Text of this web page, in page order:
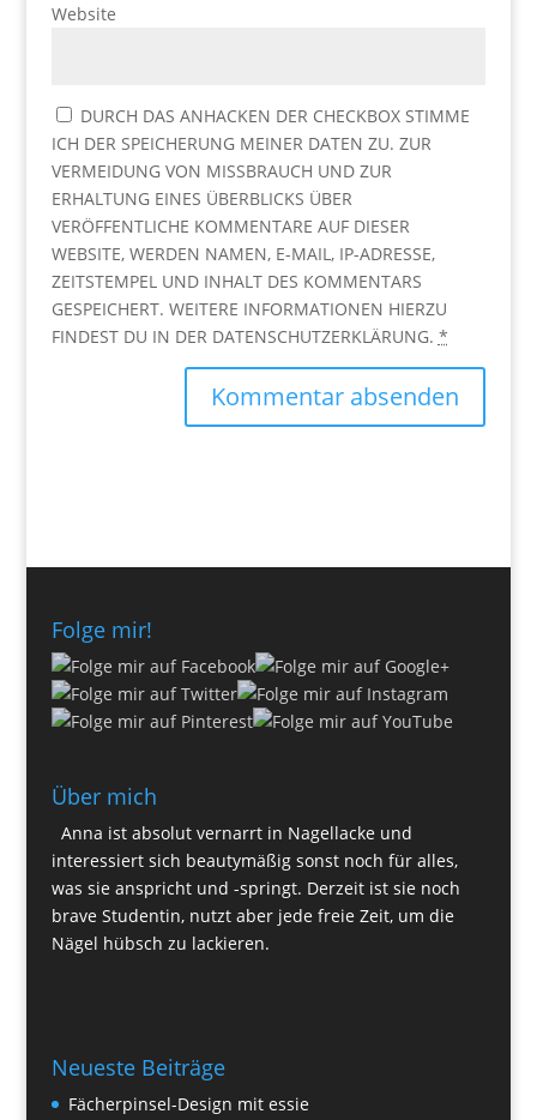
Website
DURCH DAS ANHACKEN DER CHECKBOX STIMME
ICH DER SPEICHERUNG MEINER DATEN ZU. ZUR
VERMEIDUNG VON MISSBRAUCH UND ZUR
ERHALTUNG EINES ÜBERBLICKS ÜBER
VERÖFFENTLICHE KOMMENTARE AUF DIESER
WEBSITE, WERDEN NAMEN, E-MAIL, IP-ADRESSE,
ZEITSTEMPEL UND INHALT DES KOMMENTARS
GESPEICHERT. WEITERE INFORMATIONEN HIERZU
FINDEST DU IN DER DATENSCHUTZERKLÄRUNG. *
Folge mir!
Über mich
Anna ist absolut vernarrt in Nagellacke und
interessiert sich beautymäßig sonst noch für alles,
was sie anspricht und -springt. Derzeit ist sie noch
brave Studentin, nutzt aber jede freie Zeit, um die
Nägel hübsch zu lackieren.
Neueste Beiträge
Fächerpinsel-Design mit essie